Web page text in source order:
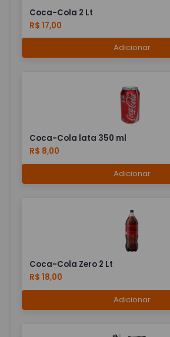
Coca-Cola 2 Lt
R$ 17,00
Adicionar
Coca-Cola lata 350 ml
R$ 8,00
Adicionar
Coca-Cola Zero 2 Lt
R$ 18,00
Adicionar